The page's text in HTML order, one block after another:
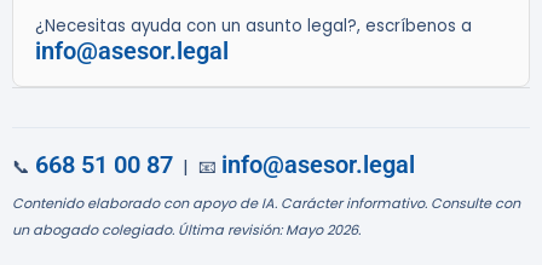
¿Necesitas ayuda con un asunto legal?, escríbenos a
info@asesor.legal
📞 668 51 00 87 | 📧 info@asesor.legal
Contenido elaborado con apoyo de IA. Carácter informativo. Consulte con
un abogado colegiado. Última revisión: Mayo 2026.